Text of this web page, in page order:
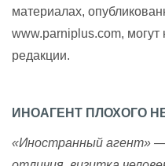
материалах,
www.parniplus.com,
редакции.
ИНОАГЕНТ ПЛОХОГО
«Иностранный агент» —